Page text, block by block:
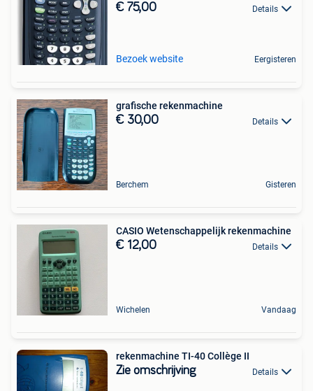
€ 75,00 Details
Bezoek website Eergisteren
grafische rekenmachine
€ 30,00 Details
Berchem Gisteren
CASIO Wetenschappelijk rekenmachine
€ 12,00 Details
Wichelen Vandaag
rekenmachine TI-40 Collège II
Zie omschrijving Details